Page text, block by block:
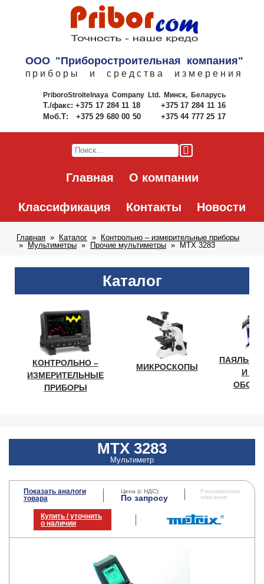
ООО "Приборостроительная компания"
приборы и средства измерения
PriboroStroitelnaya Company Ltd.Минск, Беларусь
Т./факс: +375 17 284 11 18
+375 17 284 11 16
Моб.Т:
+375 29 680 00 50 +375 44 777 25 17
Главная О компании
Классификация Контакты Новости
Главная Каталог
Контрольно – измерительные приборы
Мультиметры
Прочие мультиметры MTX 3283
Каталог
КОНТРОЛЬНО –
ИЗМЕРИТЕЛЬНЫЕ
ПРИБОРЫ
МИКРОСКОПЫ
И
MTX 3283
Мультиметр
Показать аналоги
товара
Цена (с НДС):
По запросу
Расширенное
описание
Купить / уточнить
о наличии